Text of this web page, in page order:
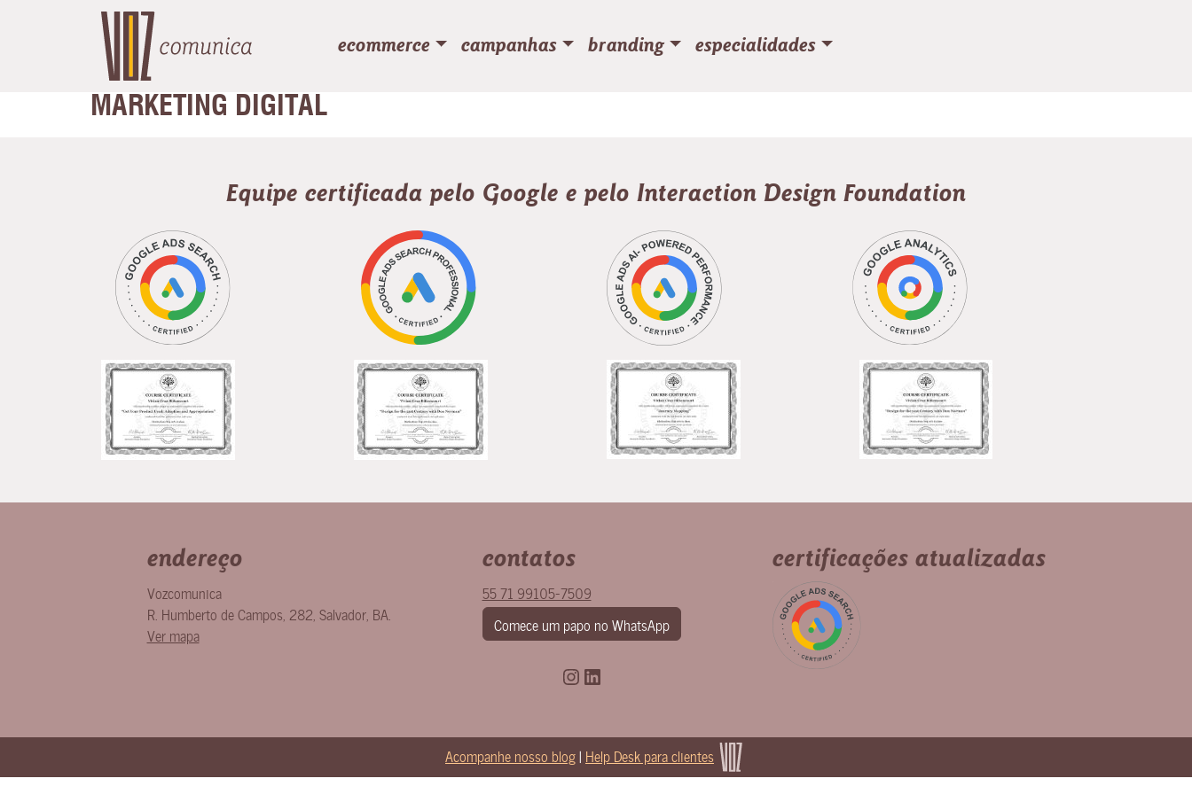
ecommerce campanhas branding especialidades
MARKETING DIGITAL
Equipe certificada pelo Google e pelo Interaction Design Foundation
endereço
Vozcomunica
R. Humberto de Campos, 282 Salvador, BA
Ver mapa
contatos
55 71 99105-7509
Comece um papo no WhatsApp
Instagram
LinkedIn
certificações atualizadas
Acompanhe nosso blog| Help Desk para clientes